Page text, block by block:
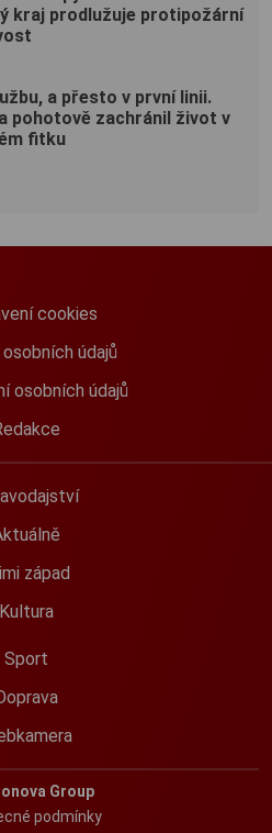
kraj prodlužuje protipožární
a přesto v první linii.
pohotově zachránil život v
fitku
cookies
údajů
osobních údajů
západ
Kultura
Sport
Group
podmínky